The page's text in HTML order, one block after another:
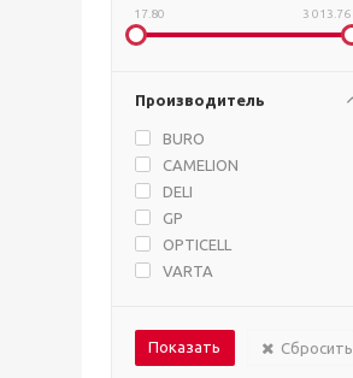
17.80 3 013.76
Производитель
BURO
CAMELION
DELI
GP
OPTICELL
VARTA
Сбросить